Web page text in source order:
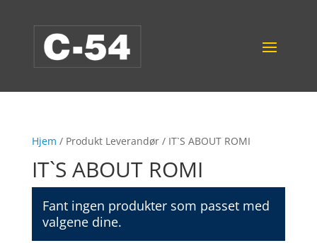
Hjem / Produkt Leverandør / IT`S ABOUT ROMI
IT`S ABOUT ROMI
Fant ingen produkter som passet med
valgene dine.